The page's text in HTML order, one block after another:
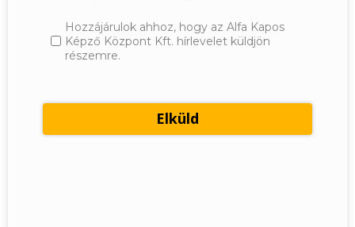
Hozzájárulok ahhoz, hogy az Alfa Kapos
Képző Központ Kft. hírlevelet küldjön
részemre.